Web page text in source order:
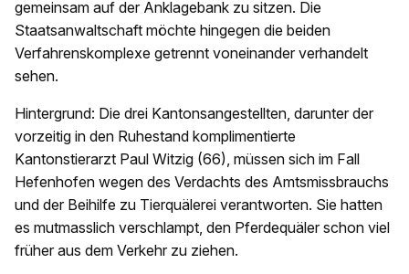
gemeinsam auf der Anklagebank zu sitzen. Die
Staatsanwaltschaft möchte hingegen die beiden
Verfahrenskomplexe getrennt voneinander verhandelt
sehen.
Hintergrund: Die drei Kantonsangestellten, darunter der
vorzeitig in den Ruhestand komplimentierte
Kantonstierarzt Paul Witzig (66), müssen sich im Fall
Hefenhofen wegen des Verdachts des Amtsmissbrauchs
und der Beihilfe zu Tierquälerei verantworten. Sie hatten
es mutmasslich verschlampt, den Pferdequäler schon viel
früher aus dem Verkehr zu ziehen.